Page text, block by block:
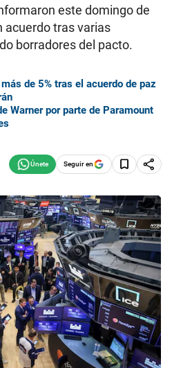
este domingo de
acuerdo tras varias
borradores del pacto.
de 5% tras el acuerdo de paz
Warner por parte de Paramount
Seguir en